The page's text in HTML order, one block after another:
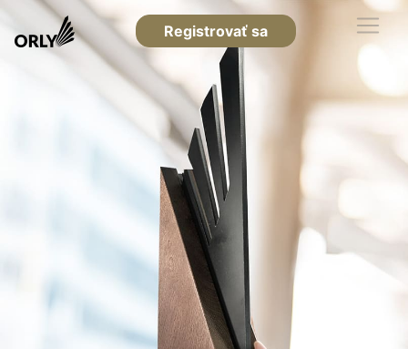
Registrovať sa